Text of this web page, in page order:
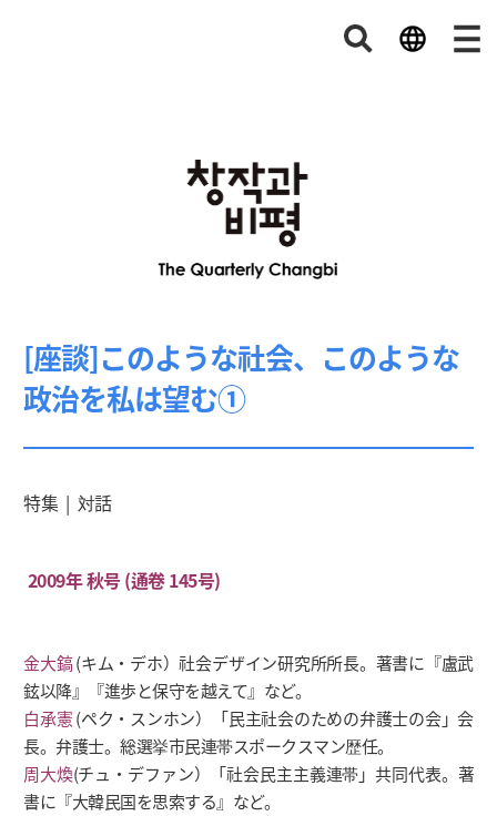
[座談]このような社会、このような
政治を私は望む①
特集 | 対話
2009年 秋号 (通卷 145号)
金大鎬(キム・デホ）社会デザイン研究所所長。著書に『盧武
鉉以降』『進歩と保守を越えて』など。
白承憲(ペク・スンホン）「民主社会のための弁護士の会」会
長。弁護士。総選挙市民連帯スポークスマン歴任。
周大煥(チュ・デファン）「社会民主主義連帯」共同代表。著
書に『大韓民国を思索する』など。